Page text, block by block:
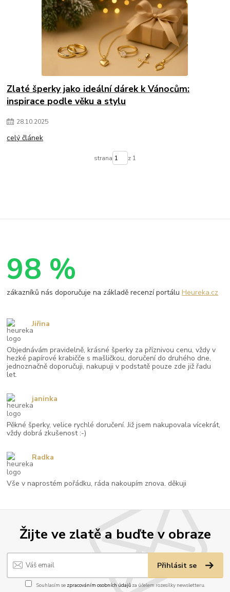
Zlaté šperky jako ideální dárek k Vánocům:
inspirace podle věku a stylu
28.10.2025
celý článek
strana z 1
Žijte ve zlatě a buďte v obraze
Přihlásit se
Souhlasím se zpracováním osobních údajůza účelem rozesílky newsletteru.
98 %
zákazníků nás doporučuje na základě recenzí portáluHeureka.cz
Objednávám pravidelně, krásné šperky za příznivou cenu, vždy v
hezké papírové krabičče s mašličkou, doručení do druhého dne,
jednoznačně doporučuji, nakupuji v podstatě pouze zde již řadu
let.
Jiřina
Pěkné šperky, velice rychlé doručení. Již jsem nakupovala vícekrát,
vždy dobrá zkušenost :-)
janinka
Vše v naprostém pořádku, ráda nakoupím znova. děkuji
Radka